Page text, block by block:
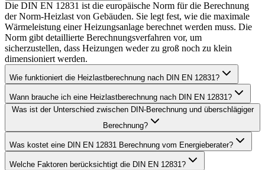
Die DIN EN 12831 ist die europäische Norm für die Berechnung
der Norm-Heizlast von Gebäuden. Sie legt fest, wie die maximale
Wärmeleistung einer Heizungsanlage berechnet werden muss. Die
Norm gibt detaillierte Berechnungsverfahren vor, um
sicherzustellen, dass Heizungen weder zu groß noch zu klein
dimensioniert werden.
Wie funktioniert die Heizlastberechnung nach DIN EN 12831?
Wann brauche ich eine Heizlastberechnung nach DIN EN 12831?
Was ist der Unterschied zwischen DIN-Berechnung und überschlägiger
Berechnung?
Was kostet eine DIN EN 12831 Berechnung vom Energieberater?
Welche Faktoren berücksichtigt die DIN EN 12831?